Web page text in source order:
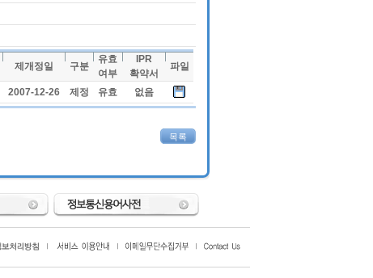
제개정일 구분
유효
여부
IPR
확약서
파일
2007-12-26 제정 유효 없음